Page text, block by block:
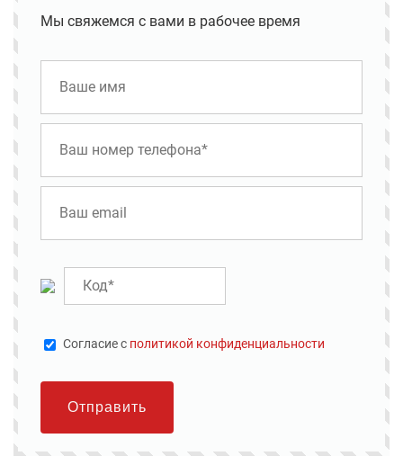
Мы свяжемся с вами в рабочее время
Cогласие с политикой конфиденциальности
Отправить